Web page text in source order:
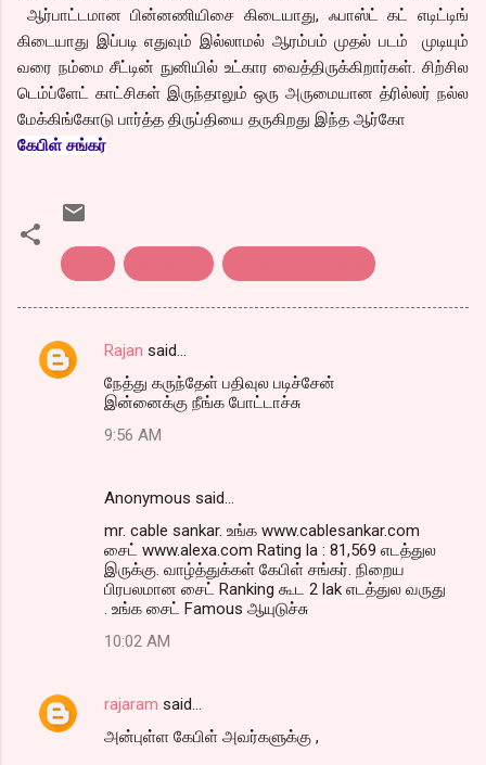
ஆர்பாட்டமான பின்னணியிசை கிடையாது, ஃபாஸ்ட் கட் எடிட்டிங்
கிடையாது இப்படி எதுவும் இல்லாமல் ஆரம்பம் முதல் படம் முடியும்
வரை நம்மை சீட்டின் நுனியில் உட்கார வைத்திருக்கிறார்கள். சிற்சில
டெம்ப்ளேட் காட்சிகள் இருந்தாலும் ஒரு அருமையான த்ரில்லர் நல்ல
மேக்கிங்கோடு பார்த்த திருப்தியை தருகிறது இந்த ஆர்கோ
கேபிள் சங்கர்
C
Rajan said…
நேத்து கருந்தேள் பதிவுல படிச்சேன்
இன்னைக்கு நீங்க போட்டாச்சு
9:56 AM
Anonymous said…
mr. cable sankar. உங்க www.cablesankar.com
சைட் www.alexa.com Rating la : 81,569 எடத்துல
இருக்கு. வாழ்த்துக்கள் கேபிள் சங்கர். நிறைய
பிரபலமான சைட் Ranking கூட 2 lak எடத்துல வருது
. உங்க சைட் Famous ஆயுடுச்சு
10:02 AM
rajaram said…
அன்புள்ள கேபிள் அவர்களுக்கு ,